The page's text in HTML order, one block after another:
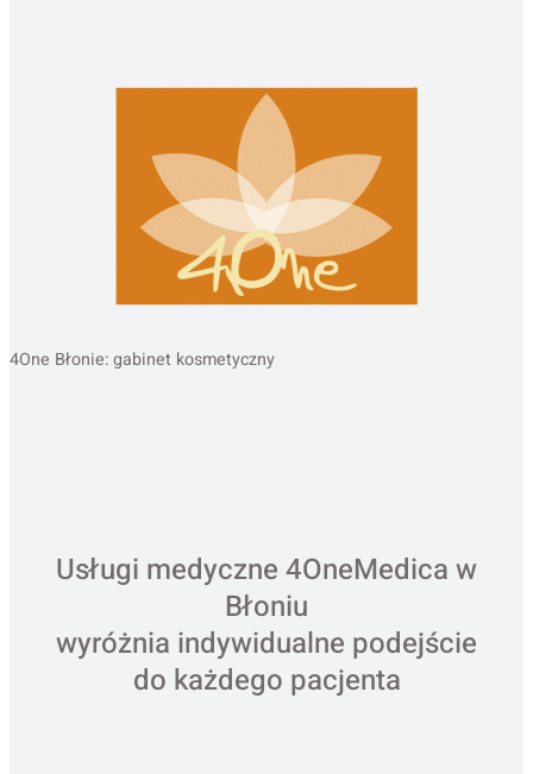
4One Błonie: gabinet kosmetyczny
Usługi medyczne 4OneMedica w
Błoniu
wyróżnia indywidualne podejście
do każdego pacjenta